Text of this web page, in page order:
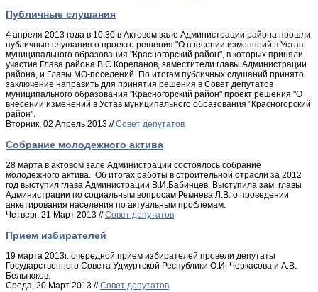
Публичные слушания
4 апреля 2013 года в 10.30 в Актовом зале Администрации района прошли
публичные слушания о проекте решения "О внесении изменнеий в Устав
муниципального образования "Красногорский район", в которых приняли
участие Глава района В.С.Корепанов, заместители главы Администрации
района, и Главы МО-поселений. По итогам публичных слушаний принято
заключение направить для принятия решения в Совет депутатов
муниципального образования "Красногорский район" проект решения "О
внесении изменений в Устав муниципального образования "Красногорский
район".
Вторник, 02 Апрель 2013 //Совет депутатов
Собрание молодежного актива
28 марта в актовом зале Администрации состоялось собрание
молодежного актива. Об итогах работы в строительной отрасли за 2012
год выступил глава Администрации В.И.Бабинцев. Выступила зам. главы
Администрации по социальным вопросам Ремнева Л.В. о проведении
анкетирования населения по актуальным проблемам.
Четверг, 21 Март 2013 //Совет депутатов
Прием избирателей
19 марта 2013г. очередной прием избирателей провели депутаты
Государственного Совета Удмуртской Республики О.И. Черкасова и А.В.
Бельтюков.
Среда, 20 Март 2013 //Совет депутатов